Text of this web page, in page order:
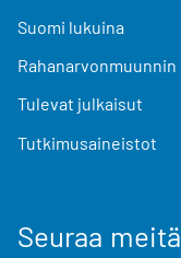
Suomi lukuina
Rahanarvonmuunnin
Tulevat julkaisut
Tutkimusaineistot
Seuraa meitä